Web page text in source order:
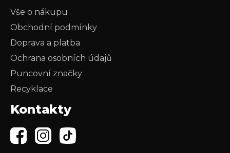
Vše o nákupu
Obchodní podmínky
Doprava a platba
Ochrana osobních údajů
Puncovní značky
Recyklace
Kontakty